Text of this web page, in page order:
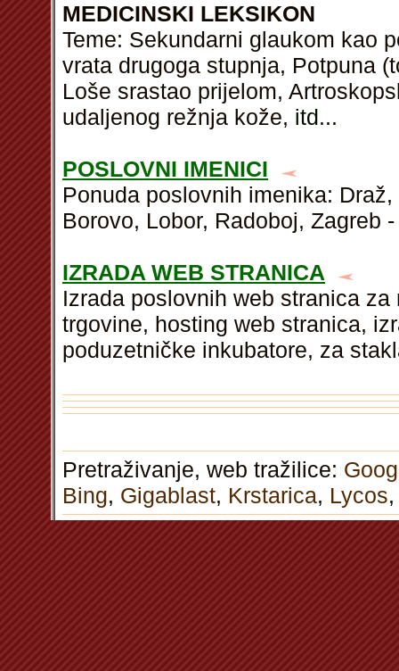
MEDICINSKI LEKSIKON
Teme: Sekundarni glaukom kao
vrata drugoga stupnja, Potpuna
Loše srastao prijelom,
udaljenog režnja kože, itd...
POSLOVNI IMENICI
Ponuda poslovnih imenika:
Borovo, Lobor, Radoboj, Zagreb
IZRADA WEB STRANICA
Izrada poslovnih web stranica
trgovine, hosting web stranica,
poduzetničke inkubatore, za
Pretraživanje, web tražilice:
Bing, Gigablast, Krstarica, Lycos